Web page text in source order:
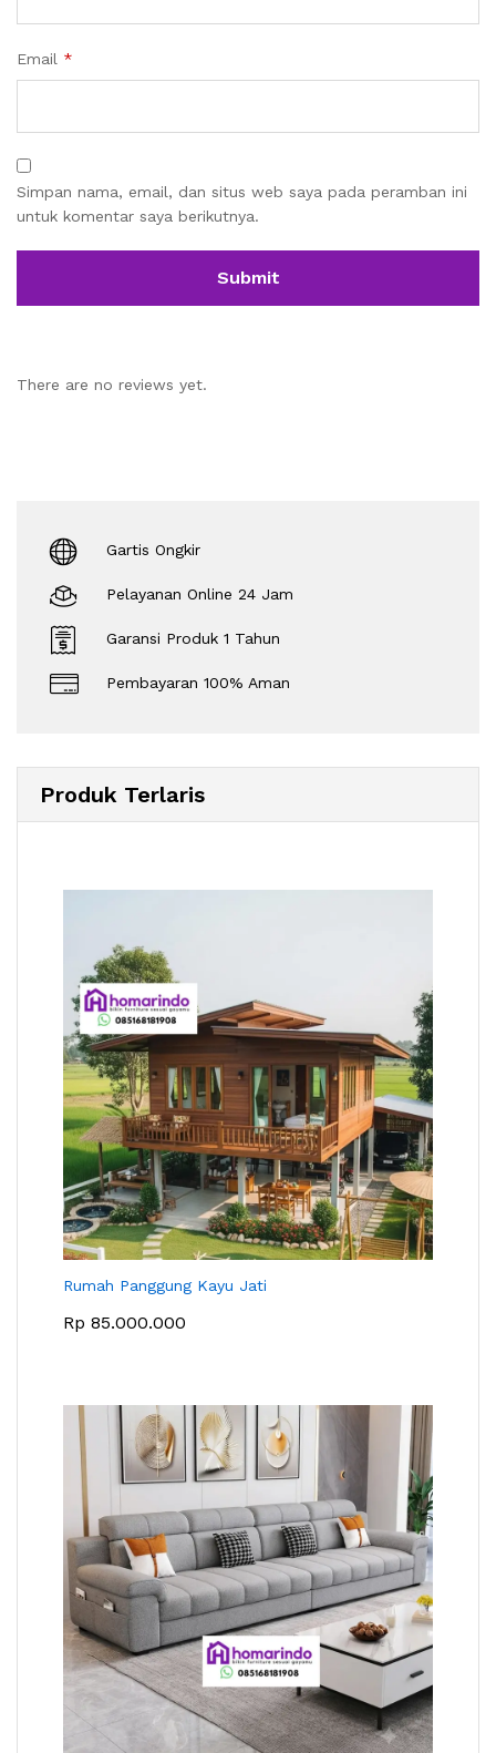
Email *
Simpan nama, email, dan situs web saya pada peramban ini
untuk komentar saya berikutnya.
There are no reviews yet.
Gartis Ongkir
Pelayanan Online 24 Jam
Garansi Produk 1 Tahun
Pembayaran 100% Aman
Produk Terlaris
Rumah Panggung Kayu Jati
Rp 85.000.000